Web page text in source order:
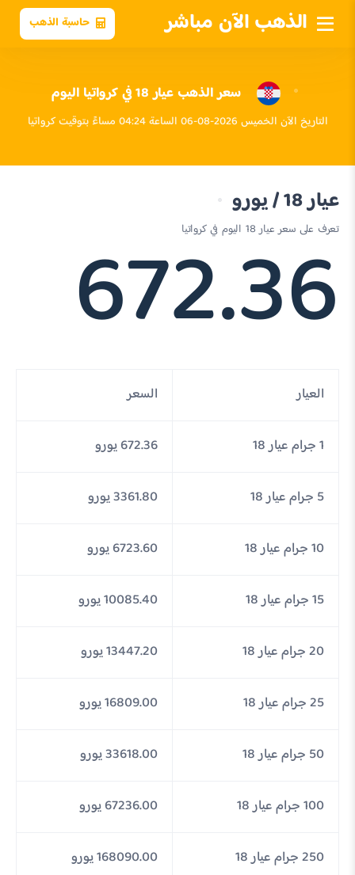
الذهب الآن مباشر حاسبة الذهب
سعر الذهب عيار 18 في كرواتيا اليوم
التاريخ الآن الخميس 2026-08-06 الساعة 04:24 مساءً بتوقيت كرواتيا
عيار 18 / يورو
تعرف على سعر عيار 18 اليوم في كرواتيا
672.36
العيار السعر
1 جرام عيار 18 672.36 يورو
5 جرام عيار 18 3361.80 يورو
10 جرام عيار 18 6723.60 يورو
15 جرام عيار 18 10085.40 يورو
20 جرام عيار 18 13447.20 يورو
25 جرام عيار 18 16809.00 يورو
50 جرام عيار 18 33618.00 يورو
100 جرام عيار 18 67236.00 يورو
250 جرام عيار 18 168090.00 يورو